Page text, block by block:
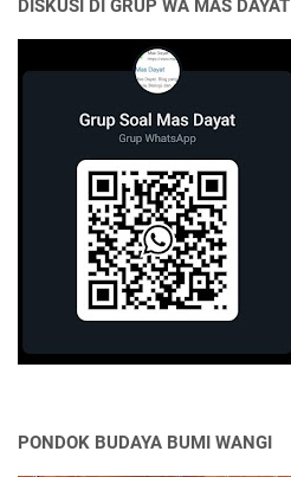
DISKUSI DI GRUP WA MAS DAYAT
PONDOK BUDAYA BUMI WANGI